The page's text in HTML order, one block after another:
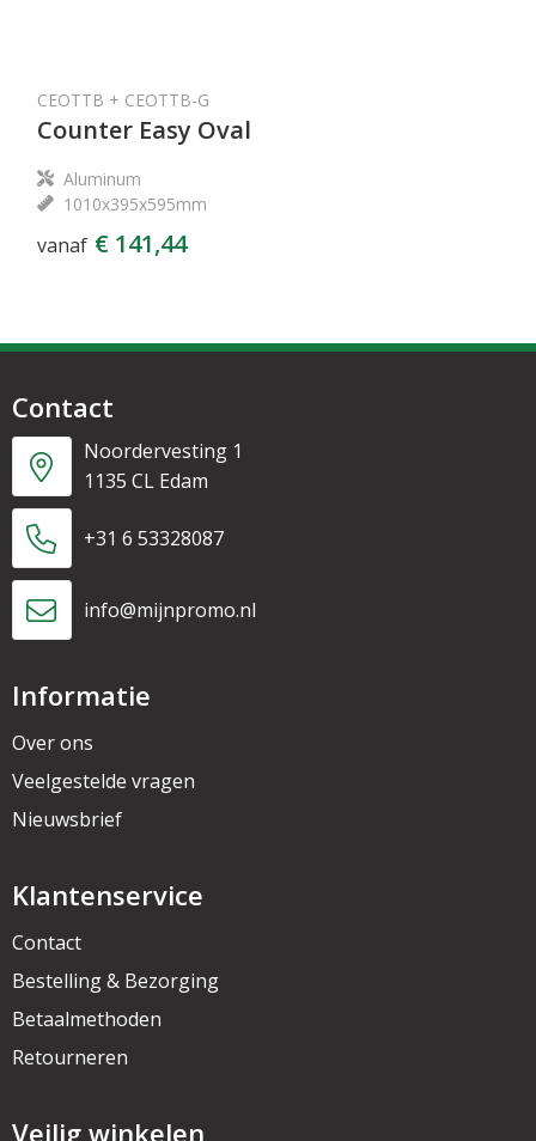
CEOTTB + CEOTTB-G
Counter Easy Oval
Aluminum
1010x395x595mm
vanaf € 141,44
Contact
Noordervesting 1
1135 CL Edam
+31 6 53328087
info@mijnpromo.nl
Informatie
Over ons
Veelgestelde vragen
Nieuwsbrief
Klantenservice
Contact
Bestelling & Bezorging
Betaalmethoden
Retourneren
Veilig winkelen